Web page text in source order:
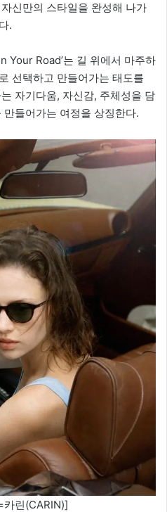
신만의 스타일을 완성해 나가
.
Your Road’는 길 위에서 마주하
선택하고 만들어가는 태도를
자기다움, 자신감, 주체성을 담
들어가는 여정을 상징한다.
카린(CARIN)]